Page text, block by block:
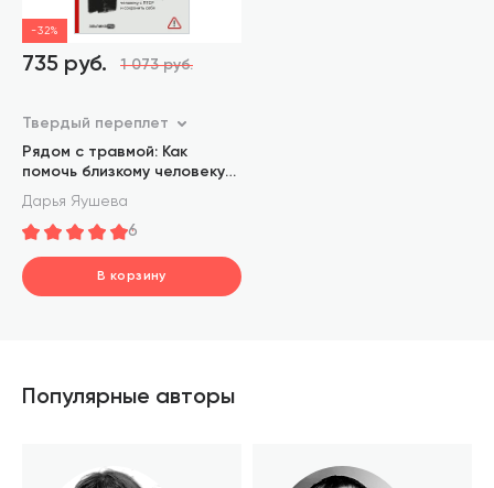
-32%
735 руб. 1 073 руб.
Твердый переплет
Рядом с травмой: Как
помочь близкому человеку
с ПТСР и сохранить себя
Дарья Яушева
6
В корзину
Популярные авторы